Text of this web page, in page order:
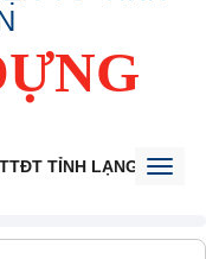
TỈNH LẠNG SƠN